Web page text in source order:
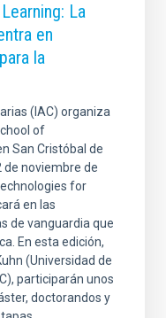
La
en
la
(IAC) organiza
of
San Cristóbal de
de noviembre de
for
en las
de vanguardia que
En esta edición,
(Universidad de
participarán unos
doctorandos y